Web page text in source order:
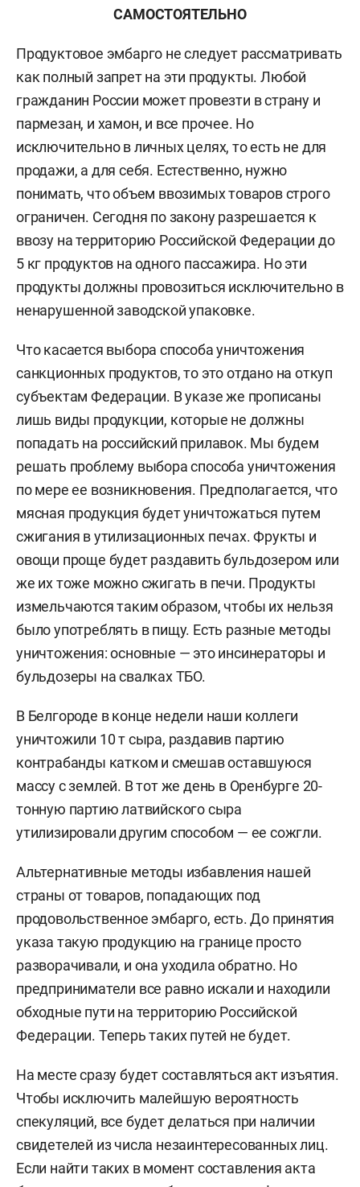
САМОСТОЯТЕЛЬНО
Продуктовое эмбарго не следует рассматривать
как полный запрет на эти продукты. Любой
гражданин России может провезти в страну и
пармезан, и хамон, и все прочее. Но
исключительно в личных целях, то есть не для
продажи, а для себя. Естественно, нужно
понимать, что объем ввозимых товаров строго
ограничен. Сегодня по закону разрешается к
ввозу на территорию Российской Федерации до
5 кг продуктов на одного пассажира. Но эти
продукты должны провозиться исключительно в
ненарушенной заводской упаковке.
Что касается выбора способа уничтожения
санкционных продуктов, то это отдано на откуп
субъектам Федерации. В указе же прописаны
лишь виды продукции, которые не должны
попадать на российский прилавок. Мы будем
решать проблему выбора способа уничтожения
по мере ее возникновения. Предполагается, что
мясная продукция будет уничтожаться путем
сжигания в утилизационных печах. Фрукты и
овощи проще будет раздавить бульдозером или
же их тоже можно сжигать в печи. Продукты
измельчаются таким образом, чтобы их нельзя
было употреблять в пищу. Есть разные методы
уничтожения: основные — это инсинераторы и
бульдозеры на свалках ТБО.
В Белгороде в конце недели наши коллеги
уничтожили 10 т сыра, раздавив партию
контрабанды катком и смешав оставшуюся
массу с землей. В тот же день в Оренбурге 20-
тонную партию латвийского сыра
утилизировали другим способом — ее сожгли.
Альтернативные методы избавления нашей
страны от товаров, попадающих под
продовольственное эмбарго, есть. До принятия
указа такую продукцию на границе просто
разворачивали, и она уходила обратно. Но
предприниматели все равно искали и находили
обходные пути на территорию Российской
Федерации. Теперь таких путей не будет.
На месте сразу будет составляться акт изъятия.
Чтобы исключить малейшую вероятность
спекуляций, все будет делаться при наличии
свидетелей из числа незаинтересованных лиц.
Если найти таких в момент составления акта